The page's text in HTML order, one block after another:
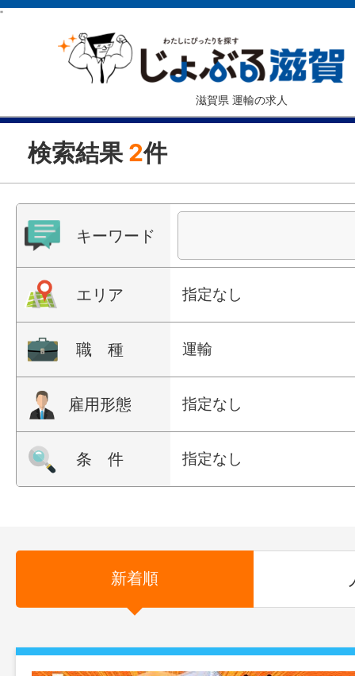
"
滋賀県 運輸の求人
検索結果 2件
キーワード
エリア 指定なし
職 種 運輸
雇用形態 指定なし
条 件 指定なし
新着順